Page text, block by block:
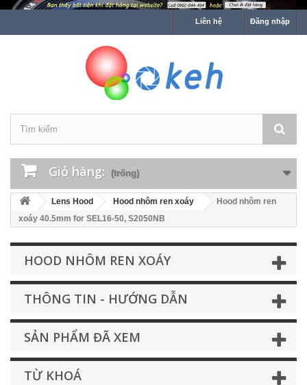
Đăng nhập
Liên hệ
Giỏ hàng: (trống)
Lens Hood Hood nhôm ren xoáy
Hood nhôm ren
xoáy 40.5mm for SEL16-50, S2050NB
HOOD NHÔM REN XOÁY
THÔNG TIN - HƯỚNG DẪN
SẢN PHẨM ĐÃ XEM
TỪ KHOÁ